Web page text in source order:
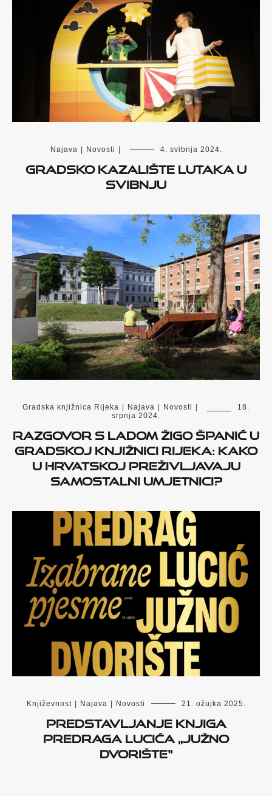
Najava | Novosti | 4. svibnja 2024.
GRADSKO KAZALIŠTE LUTAKA U
SVIBNJU
Gradska knjižnica Rijeka | Najava | Novosti |
18.
srpnja 2024.
Razgovor s Ladom Žigo Španić u
Gradskoj knjižnici Rijeka: Kako
u Hrvatskoj preživljavaju
samostalni umjetnici?
Književnost | Najava | Novosti 21. ožujka 2025.
Predstavljanje knjiga
Predraga Lucića „Južno
dvorište“